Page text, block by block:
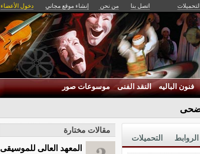
التحميلات اتصل بنا من نحن إنشاء موقع مجاني دخول الأعضاء
فنون الباليه النقد الفنى موسوعات صور
التحميلات الروابط
مقالات مختارة
المعهد العالى للموسيقى